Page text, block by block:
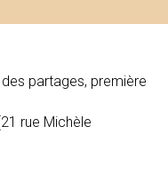
partages, première
rue Michèle